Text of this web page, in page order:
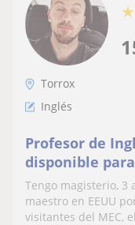
★
Torrox
Inglés
Profesor de
disponible
Axarquía
Tengo magisterio, 3
maestro en EEUU
visitantes del MEC,